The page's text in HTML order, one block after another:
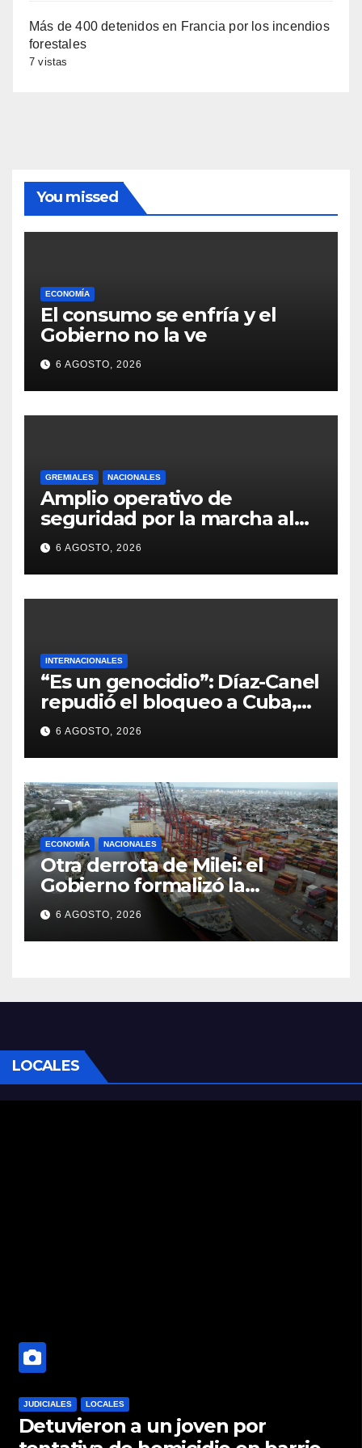
Más de 400 detenidos en Francia por los incendios
forestales
7 vistas
You missed
ECONOMÍA
El consumo se enfría y el
Gobierno no la ve
6 AGOSTO, 2026
GREMIALES NACIONALES
Amplio operativo de
seguridad por la marcha al
Congreso: el mapa de los
cortes y desvíos
6 AGOSTO, 2026
INTERNACIONALES
“Es un genocidio”: Díaz-Canel
repudió el bloqueo a Cuba,
apuntó a Trump y reclamó
condenas internacionales
6 AGOSTO, 2026
ECONOMÍA NACIONALES
Otra derrota de Milei: el
Gobierno formalizó la
marcha atrás con la
desregulación del practicaje
6 AGOSTO, 2026
LOCALES
JUDICIALES LOCALES
Detuvieron a un joven por